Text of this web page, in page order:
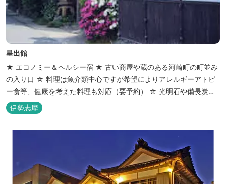
星出館
★ エコノミー＆ヘルシー宿 ★ 古い商屋や蔵のある河崎町の町並み
の入り口 ☆ 料理は魚介類中心ですが希望によりアレルギーアトピ
ー食等、健康を考えた料理も対応（要予約） ☆ 光明石や備長炭を
設置した青森ヒバと信楽焼のお風呂で心身のリフレッシュを！
【Japanese Inn Group 会員です】
伊勢志摩